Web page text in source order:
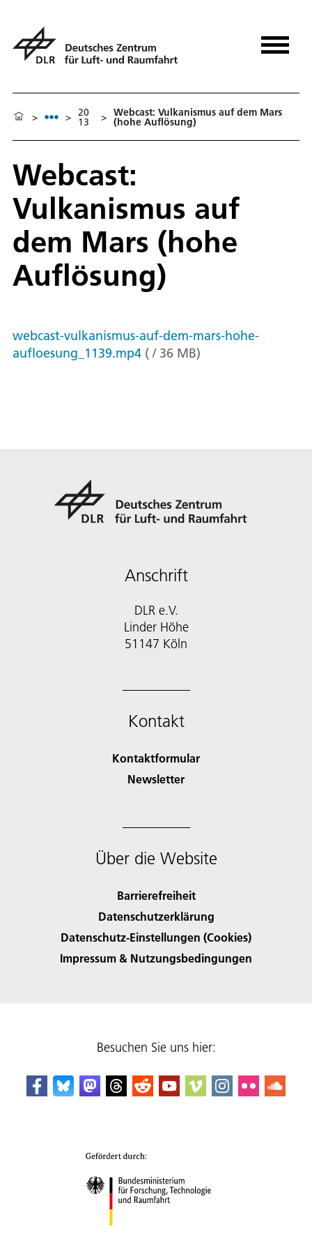
> > 20
13 > Webcast: Vulkanismus auf dem Mars
(hohe Auflösung)
Webcast:
Vulkanismus auf
dem Mars (hohe
Auflösung)
webcast-vulkanismus-auf-dem-mars-hohe-
aufloesung_1139.mp4 ( / 36 MB)
Anschrift
DLR e.V.
Linder Höhe
51147 Köln
Kontakt
Kontaktformular
Newsletter
Über die Website
Barrierefreiheit
Datenschutzerklärung
Datenschutz-Einstellungen (Cookies)
Impressum & Nutzungsbedingungen
Besuchen Sie uns hier: